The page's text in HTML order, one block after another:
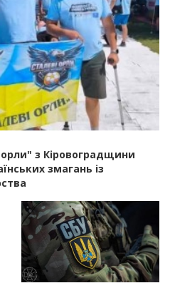
з Кіровоградщини
змагань із